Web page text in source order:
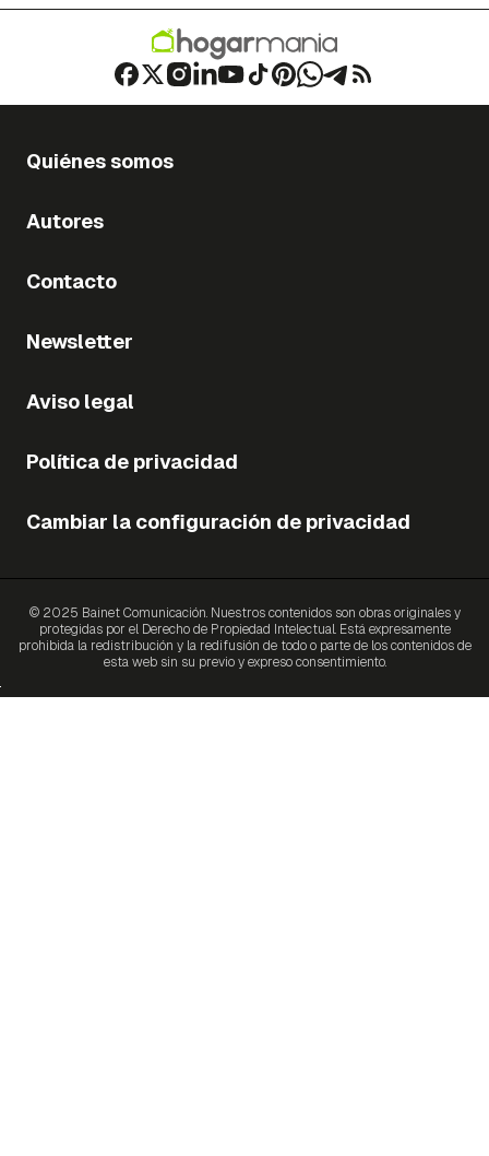
Quiénes somos
Autores
Contacto
Newsletter
Aviso legal
Política de privacidad
Cambiar la configuración de privacidad
© 2025 Bainet Comunicación. Nuestros contenidos son obras originales y
protegidas por el Derecho de Propiedad Intelectual. Está expresamente
prohibida la redistribución y la redifusión de todo o parte de los contenidos de
esta web sin su previo y expreso consentimiento.